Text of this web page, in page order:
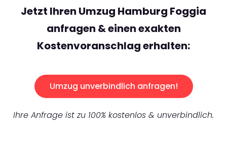
Jetzt Ihren Umzug Hamburg Foggia
anfragen & einen exakten
Kostenvoranschlag erhalten:
Umzug unverbindlich anfragen!
Ihre Anfrage ist zu 100% kostenlos & unverbindlich.